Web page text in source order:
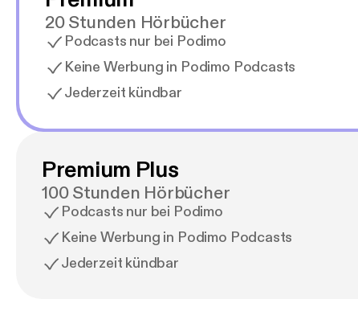
20 Stunden Hörbücher
Podcasts nur bei Podimo
Keine Werbung in Podimo Podcasts
Jederzeit kündbar
Premium Plus
100 Stunden Hörbücher
Podcasts nur bei Podimo
Keine Werbung in Podimo Podcasts
Jederzeit kündbar